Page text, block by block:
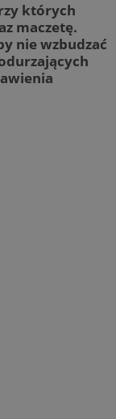
których
maczetę.
nie wzbudzać